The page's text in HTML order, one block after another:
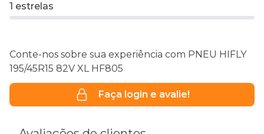
1 estrelas
Conte-nos sobre sua experiência com PNEU HIFLY
195/45R15 82V XL HF805
Faça login e avalie!